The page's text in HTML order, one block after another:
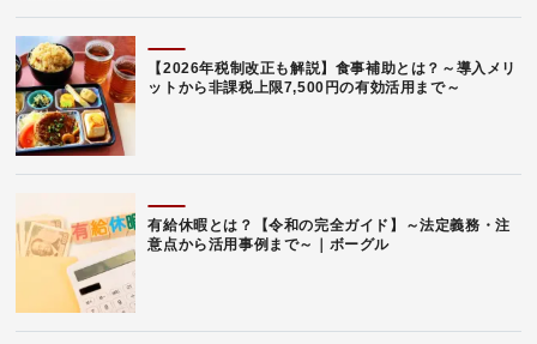
【2026年税制改正も解説】食事補助とは？～導入メリ
ットから非課税上限7,500円の有効活用まで～
有給休暇とは？【令和の完全ガイド】～法定義務・注
意点から活用事例まで～｜ボーグル